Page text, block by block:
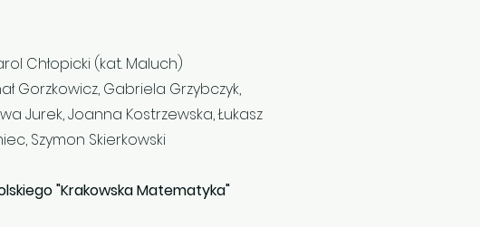
Chłopicki (kat. Maluch)
Gorzkowicz, Gabriela Grzybczyk,
Jurek, Joanna Kostrzewska, Łukasz
Szymon Skierkowski
"Krakowska Matematyka"